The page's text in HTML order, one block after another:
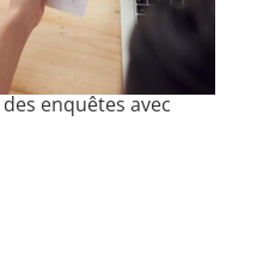
enquêtes avec